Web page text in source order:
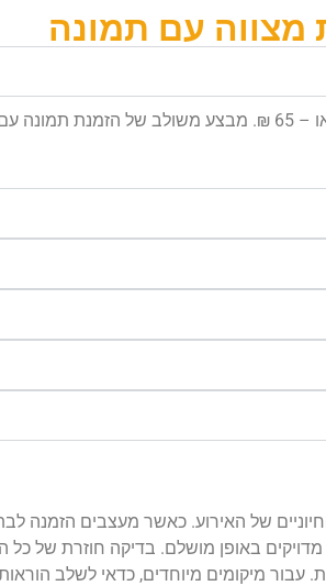
מצווה עם תמונה
המערכת האוטומטית שלנו מאפשרת לנו להציע מחירים משתלמים: הזמנת תמונה – 35 ₪, הזמנת
של האירוע. כאשר מעצבים הזמנה
באופן מושלם. בדיקה חוזרת של כל
מיקומים מיוחדים, כדאי לשלב